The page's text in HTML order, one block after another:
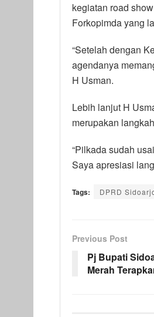
kegiatan road
Forkopimda yang
“Setelah dengan
agendanya
H Usman.
Lebih lanjut H
merupakan
“Pilkada sudah
Saya apresiasi
Tags: DPRD
Previous Post
Pj Bupati
Merah